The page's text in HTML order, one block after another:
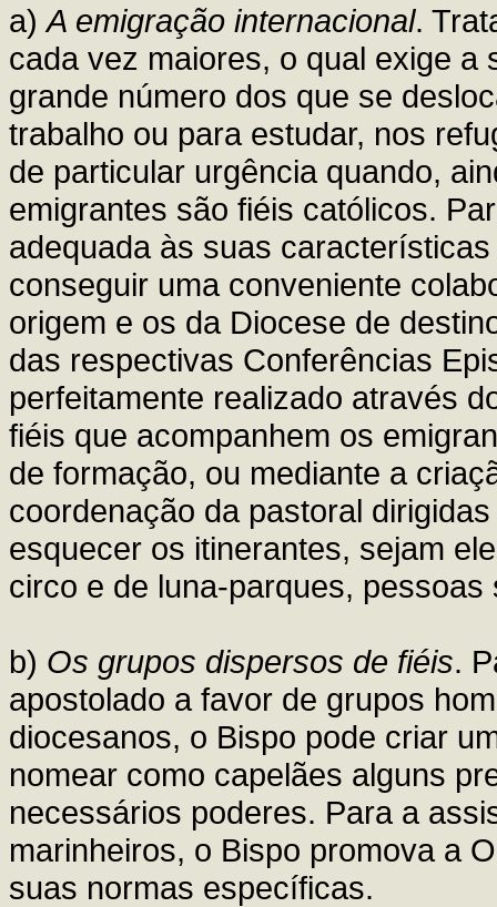
a) A emigração internacional.
cada vez maiores, o qual exige
grande número dos que se
trabalho ou para estudar, nos
de particular urgência quando,
emigrantes são fiéis católicos.
adequada às suas
conseguir uma conveniente
origem e os da Diocese de
das respectivas Conferências
perfeitamente realizado através
fiéis que acompanhem os
de formação, ou mediante a
coordenação da pastoral
esquecer os itinerantes, sejam
circo e de luna-parques,
b) Os grupos dispersos de fiéis.
apostolado a favor de grupos
diocesanos, o Bispo pode criar
nomear como capelães alguns
necessários poderes. Para a
marinheiros, o Bispo promova a
suas normas específicas.